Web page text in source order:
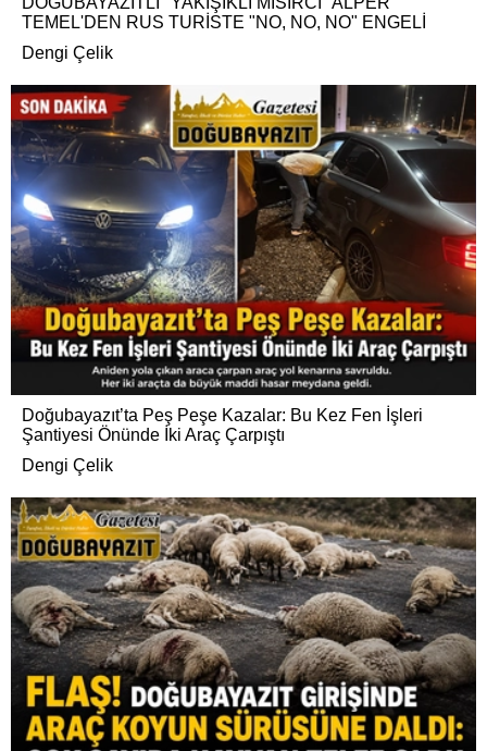
TEMEL'DEN RUS TURİSTE "NO, NO, NO" ENGELİ
Dengi Çelik
Doğubayazıt’ta Peş Peşe Kazalar: Bu Kez Fen İşleri
Şantiyesi Önünde İki Araç Çarpıştı
Dengi Çelik